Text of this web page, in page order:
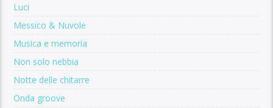
Luci
Messico & Nuvole
Musica e memoria
Non solo nebbia
Notte delle chitarre
Onda groove